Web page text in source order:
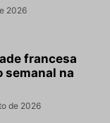
2026
francesa
semanal na
de 2026